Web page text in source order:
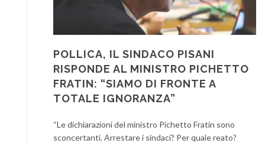
POLLICA, IL SINDACO PISANI
RISPONDE AL MINISTRO PICHETTO
FRATIN: “SIAMO DI FRONTE A
TOTALE IGNORANZA”
“Le dichiarazioni del ministro Pichetto Fratin sono
sconcertanti. Arrestare i sindaci? Per quale reato?